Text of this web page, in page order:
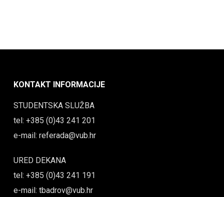
KONTAKT INFORMACIJE
STUDENTSKA SLUŽBA
tel: +385 (0)43 241 201
e-mail: referada@vub.hr
URED DEKANA
tel: +385 (0)43 241 191
e-mail: tbadrov@vub.hr